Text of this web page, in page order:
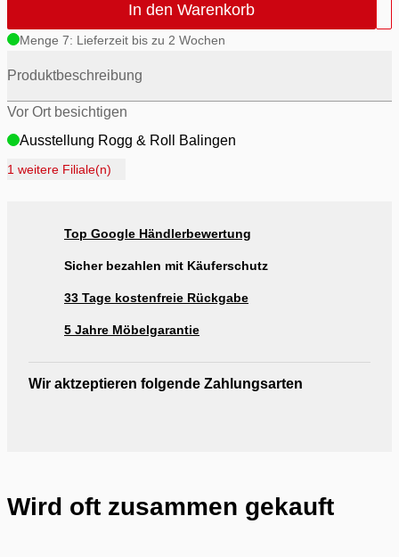
In den Warenkorb
Menge 7: Lieferzeit bis zu 2 Wochen
Produktbeschreibung
Vor Ort besichtigen
Ausstellung Rogg & Roll Balingen
Ausstellung Rogg Discount Balingen
Ausstellung Möbel Rogg Reutlingen
1 weitere Filiale(n)
Top Google Händlerbewertung
Sicher bezahlen mit Käuferschutz
33 Tage kostenfreie Rückgabe
5 Jahre Möbelgarantie
Wir aktzeptieren folgende Zahlungsarten
Wird oft zusammen gekauft